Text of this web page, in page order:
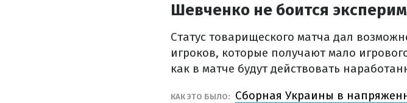
Шевченко не боится
Статус товарищеского матча дал
игроков, которые получают мало
как в матче будут действовать
КАК ЭТО БЫЛО:
Сборная Украины в